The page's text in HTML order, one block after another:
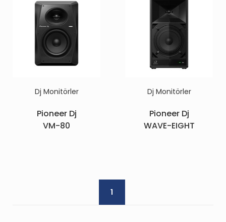
Dj Monitörler
Pioneer Dj
VM-80
Dj Monitörler
Pioneer Dj
WAVE-EIGHT
1